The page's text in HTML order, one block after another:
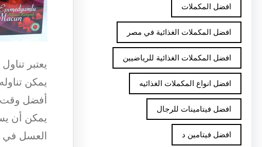
افضل المكملات
افضل المكملات الغذائية في مصر
افضل المكملات الغذائية للرياضيين
افضل انواع المكملات الغذائيه
افضل فيتامينات للرجال
افضل فيتامين د
يعتبر
يمكن
أفضل وقت
يمكن أن
العسل في